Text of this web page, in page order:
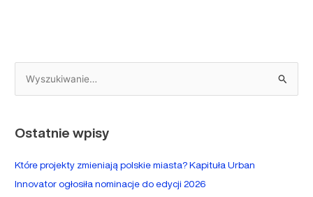
z
k
Ostatnie wpisy
Które projekty zmieniają polskie miasta? Kapituła Urban
Innovator ogłosiła nominacje do edycji 2026